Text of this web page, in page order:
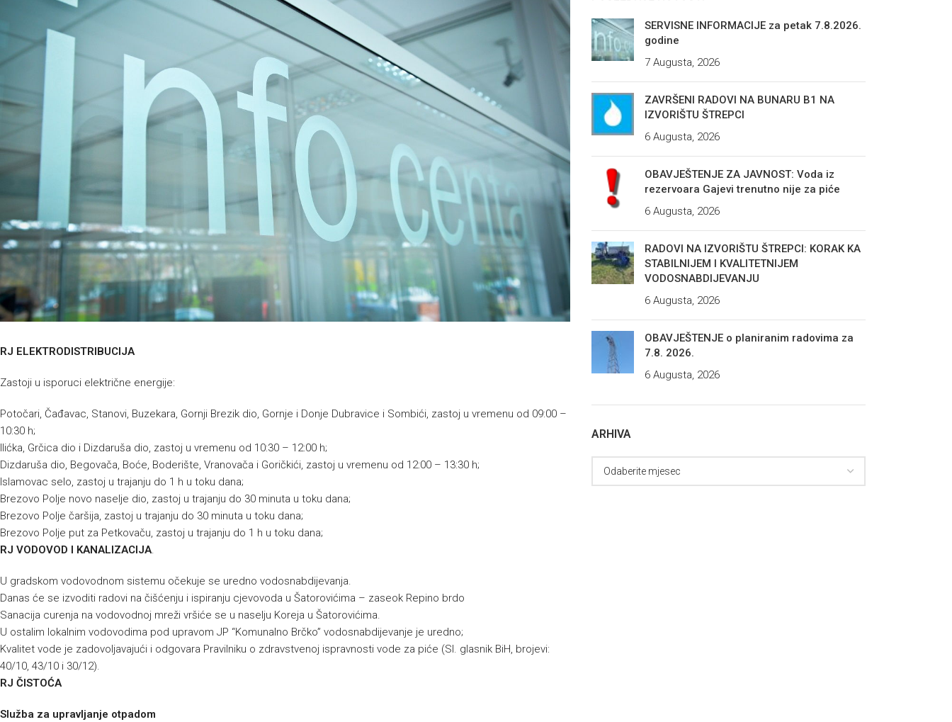
RJ ELEKTRODISTRIBUCIJA
Zastoji u isporuci električne energije:
Potočari, Čađavac, Stanovi, Buzekara, Gornji Brezik dio, Gornje i Donje Dubravice i Sombići, zastoj u vremenu od 09:00 –
10:30 h;
Ilićka, Grčica dio i Dizdaruša dio, zastoj u vremenu od 10:30 – 12:00 h;
Dizdaruša dio, Begovača, Boće, Boderište, Vranovača i Goričkići, zastoj u vremenu od 12:00 – 13:30 h;
Islamovac selo, zastoj u trajanju do 1 h u toku dana;
Brezovo Polje novo naselje dio, zastoj u trajanju do 30 minuta u toku dana;
Brezovo Polje čaršija, zastoj u trajanju do 30 minuta u toku dana;
Brezovo Polje put za Petkovaču, zastoj u trajanju do 1 h u toku dana;
RJ VODOVOD I KANALIZACIJA.
U gradskom vodovodnom sistemu očekuje se uredno vodosnabdijevanja.
Danas će se izvoditi radovi na čišćenju i ispiranju cjevovoda u Šatorovićima – zaseok Repino brdo
Sanacija curenja na vodovodnoj mreži vršiće se u naselju Koreja u Šatorovićima.
U ostalim lokalnim vodovodima pod upravom JP “Komunalno Brčko” vodosnabdijevanje je uredno;
Kvalitet vode je zadovoljavajući i odgovara Pravilniku o zdravstvenoj ispravnosti vode za piće (Sl. glasnik BiH, brojevi:
40/10, 43/10 i 30/12).
RJ ČISTOĆA
Služba za upravljanje otpadom
SERVISNE INFORMACIJE za petak 7.8.2026.
godine
7 Augusta, 2026
ZAVRŠENI RADOVI NA BUNARU B1 NA
IZVORIŠTU ŠTREPCI
6 Augusta, 2026
OBAVJEŠTENJE ZA JAVNOST: Voda iz
rezervoara Gajevi trenutno nije za piće
6 Augusta, 2026
RADOVI NA IZVORIŠTU ŠTREPCI: KORAK KA
STABILNIJEM I KVALITETNIJEM
VODOSNABDIJEVANJU
6 Augusta, 2026
OBAVJEŠTENJE o planiranim radovima za
7.8. 2026.
6 Augusta, 2026
ARHIVA